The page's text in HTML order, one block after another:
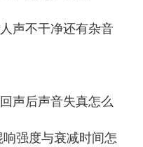
声不干净还有杂音
声后声音失真怎么
响强度与衰减时间怎